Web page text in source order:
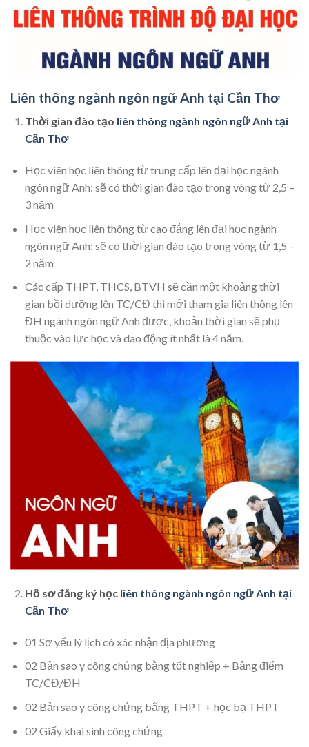
Liên thông ngành ngôn ngữ Anh tại Cần Thơ
Thời gian đào tạo liên thông ngành ngôn ngữ Anh tại
Cần Thơ
Học viên học liên thông từ trung cấp lên đại học ngành
ngôn ngữ Anh: sẽ có thời gian đào tạo trong vòng từ 2,5 –
3 năm
Học viên học liên thông từ cao đẳng lên đại học ngành
ngôn ngữ Anh: sẽ có thời gian đào tạo trong vòng từ 1,5 –
2 năm
Các cấp THPT, THCS, BTVH sẽ cần một khoảng thời
gian bồi dưỡng lên TC/CĐ thì mới tham gia liên thông lên
ĐH ngành ngôn ngữ Anh được, khoản thời gian sẽ phụ
thuộc vào lực học và dao động ít nhất là 4 năm.
Hồ sơ đăng ký học liên thông ngành ngôn ngữ Anh tại
Cần Thơ
01 Sơ yếu lý lịch có xác nhận địa phương
02 Bản sao y công chứng bằng tốt nghiệp + Bảng điểm
TC/CĐ/ĐH
02 Bản sao y công chứng bằng THPT + học bạ THPT
02 Giấy khai sinh công chứng